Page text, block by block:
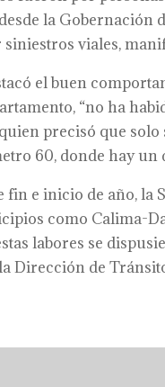
la Gobernación
viales,
el buen
“no ha
precisó que
60, donde hay un
fin e inicio de año,
como Calima-
labores se
Dirección de